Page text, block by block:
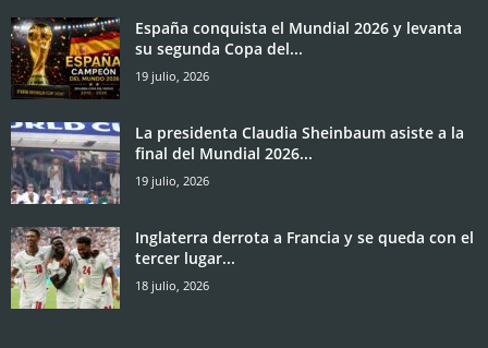
España conquista el Mundial 2026 y levanta
su segunda Copa del...
19 julio, 2026
La presidenta Claudia Sheinbaum asiste a la
final del Mundial 2026...
19 julio, 2026
Inglaterra derrota a Francia y se queda con el
tercer lugar...
18 julio, 2026